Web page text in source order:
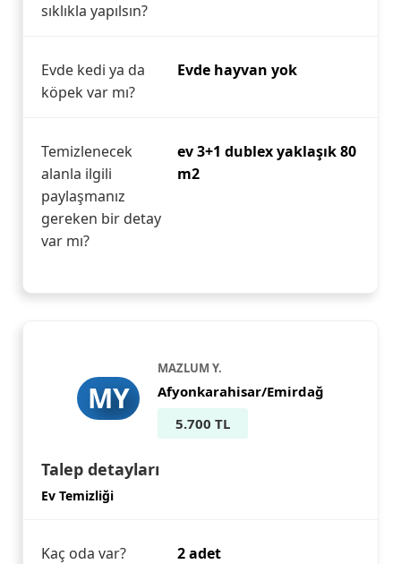
sıklıkla yapılsın?
Evde kedi ya da
köpek var mı?
Evde hayvan yok
Temizlenecek
alanla ilgili
paylaşmanız
gereken bir detay
var mı?
ev 3+1 dublex yaklaşık 80
m2
MY
MAZLUM Y.
Afyonkarahisar/Emirdağ
5.700 TL
Talep detayları
Ev Temizliği
Kaç oda var?
2 adet